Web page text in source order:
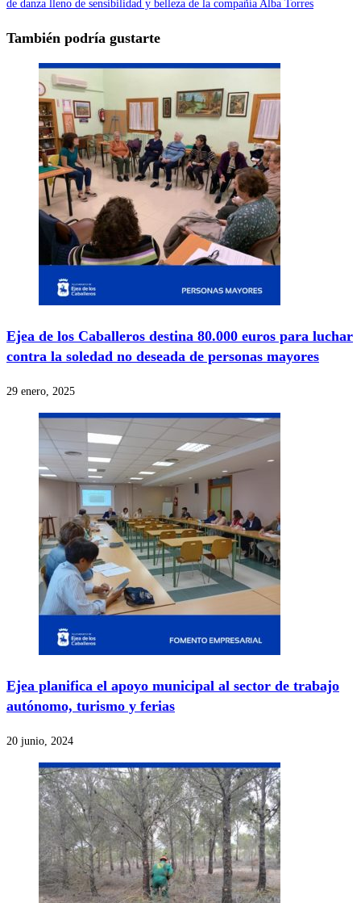
de danza lleno de sensibilidad y belleza de la compañía Alba Torres
También podría gustarte
Ejea de los Caballeros destina 80.000 euros para luchar
contra la soledad no deseada de personas mayores
29 enero, 2025
Ejea planifica el apoyo municipal al sector de trabajo
autónomo, turismo y ferias
20 junio, 2024